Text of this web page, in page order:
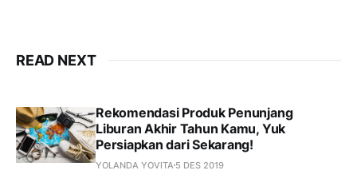
READ NEXT
Rekomendasi Produk Penunjang
Liburan Akhir Tahun Kamu, Yuk
Persiapkan dari Sekarang!
YOLANDA YOVITA 5 DES 2019